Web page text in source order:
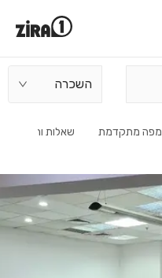
השכרה
מפה מתקדמת שאלות ותשובות